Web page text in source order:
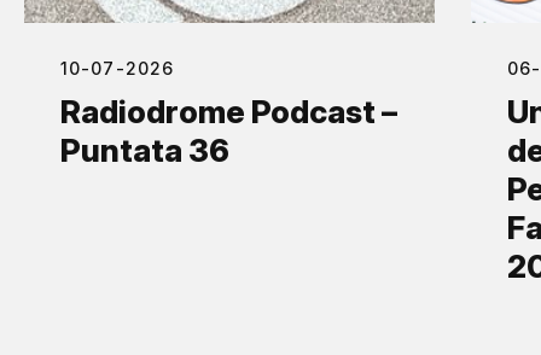
10-07-2026
Radiodrome Podcast –
Puntata 36